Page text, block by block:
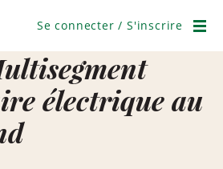
Se connecter / S'inscrire
électrique au